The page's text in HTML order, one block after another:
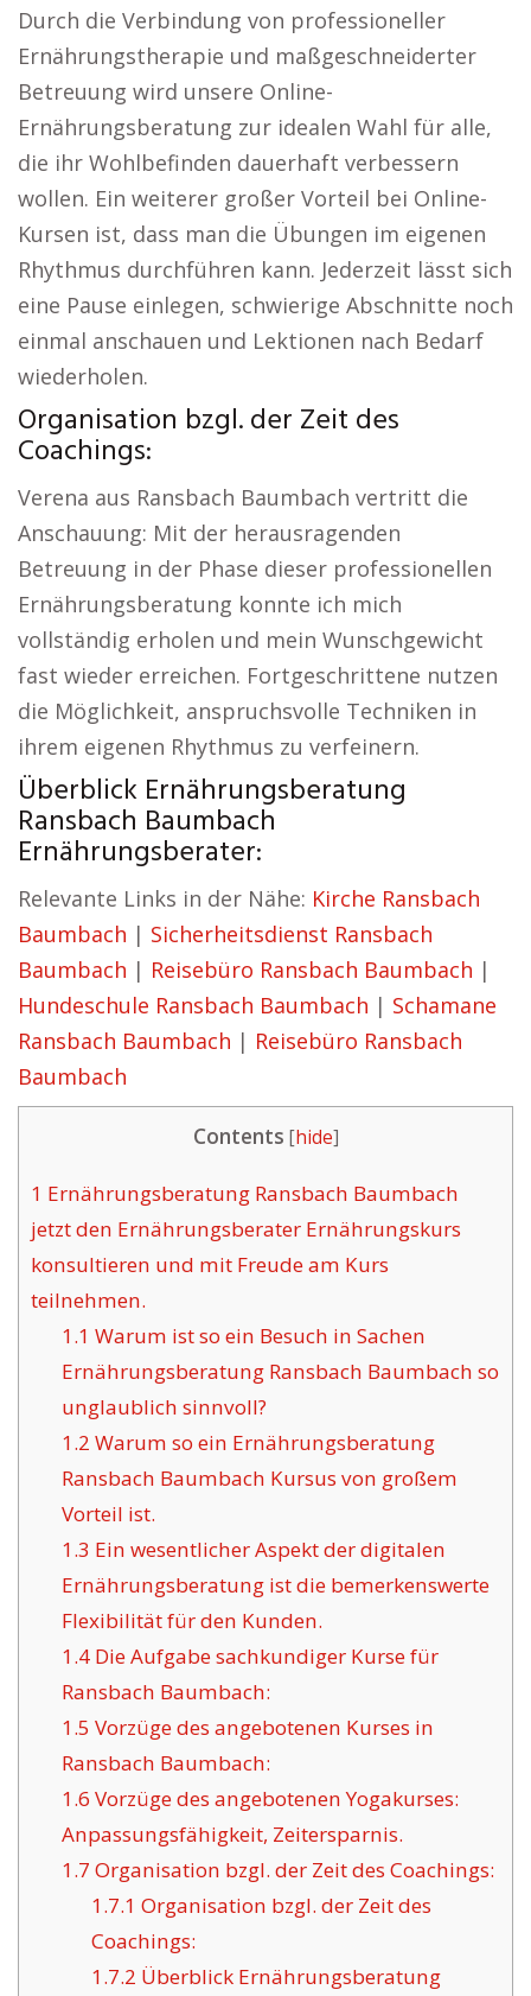
Durch die Verbindung von professioneller
Ernährungstherapie und maßgeschneiderter
Betreuung wird unsere Online-
Ernährungsberatung zur idealen Wahl für alle,
die ihr Wohlbefinden dauerhaft verbessern
wollen. Ein weiterer großer Vorteil bei Online-
Kursen ist, dass man die Übungen im eigenen
Rhythmus durchführen kann. Jederzeit lässt sich
eine Pause einlegen, schwierige Abschnitte noch
einmal anschauen und Lektionen nach Bedarf
wiederholen.
Organisation bzgl. der Zeit des
Coachings:
Verena aus Ransbach Baumbach vertritt die
Anschauung: Mit der herausragenden
Betreuung in der Phase dieser professionellen
Ernährungsberatung konnte ich mich
vollständig erholen und mein Wunschgewicht
fast wieder erreichen. Fortgeschrittene nutzen
die Möglichkeit, anspruchsvolle Techniken in
ihrem eigenen Rhythmus zu verfeinern.
Überblick Ernährungsberatung
Ransbach Baumbach
Ernährungsberater:
Relevante Links in der Nähe: Kirche Ransbach
Baumbach | Sicherheitsdienst Ransbach
Baumbach | Reisebüro Ransbach Baumbach |
Hundeschule Ransbach Baumbach | Schamane
Ransbach Baumbach | Reisebüro Ransbach
Baumbach
Contents [hide]
1 Ernährungsberatung Ransbach Baumbach
jetzt den Ernährungsberater Ernährungskurs
konsultieren und mit Freude am Kurs
teilnehmen.
1.1 Warum ist so ein Besuch in Sachen
Ernährungsberatung Ransbach Baumbach so
unglaublich sinnvoll?
1.2 Warum so ein Ernährungsberatung
Ransbach Baumbach Kursus von großem
Vorteil ist.
1.3 Ein wesentlicher Aspekt der digitalen
Ernährungsberatung ist die bemerkenswerte
Flexibilität für den Kunden.
1.4Die Aufgabe sachkundiger Kurse für
Ransbach Baumbach:
1.5 Vorzüge des angebotenen Kurses in
Ransbach Baumbach:
1.6 Vorzüge des angebotenen Yogakurses:
Anpassungsfähigkeit, Zeitersparnis.
1.7 Organisation bzgl. der Zeit des Coachings:
1.7.1 Organisation bzgl. der Zeit des
Coachings:
1.7.2 Überblick Ernährungsberatung